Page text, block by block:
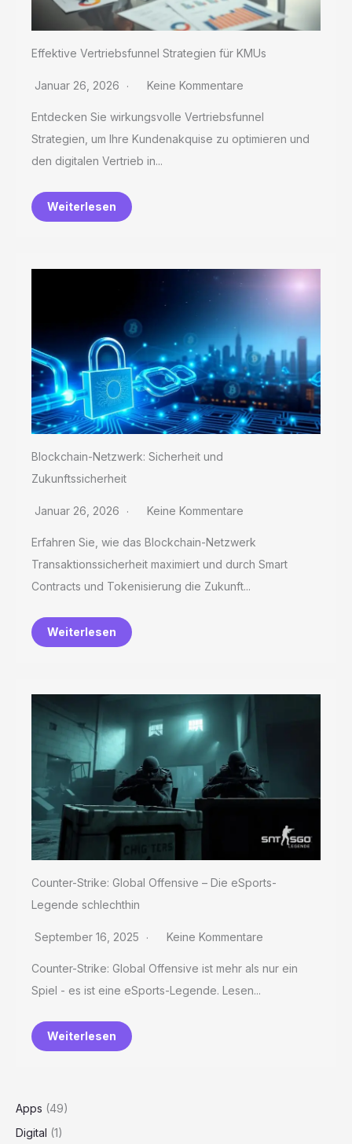
Effektive Vertriebsfunnel Strategien für KMUs
Januar 26, 2026 Keine Kommentare
Entdecken Sie wirkungsvolle Vertriebsfunnel
Strategien, um Ihre Kundenakquise zu optimieren und
den digitalen Vertrieb in...
Weiterlesen
Blockchain-Netzwerk: Sicherheit und
Zukunftssicherheit
Januar 26, 2026 Keine Kommentare
Erfahren Sie, wie das Blockchain-Netzwerk
Transaktionssicherheit maximiert und durch Smart
Contracts und Tokenisierung die Zukunft...
Weiterlesen
Counter-Strike: Global Offensive – Die eSports-
Legende schlechthin
September 16, 2025 Keine Kommentare
Counter-Strike: Global Offensive ist mehr als nur ein
Spiel - es ist eine eSports-Legende. Lesen...
Weiterlesen
Apps (49)
Digital (1)